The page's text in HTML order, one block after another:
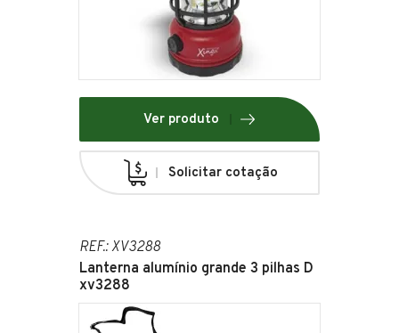
Ver produto
Solicitar cotação
REF.: XV3288
Lanterna alumínio grande 3 pilhas D
xv3288